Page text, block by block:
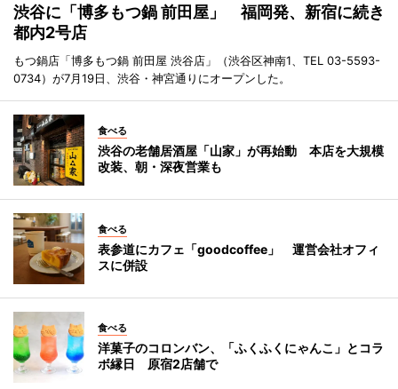
渋谷に「博多もつ鍋 前田屋」 福岡発、新宿に続き
都内2号店
もつ鍋店「博多もつ鍋 前田屋 渋谷店」（渋谷区神南1、TEL 03-5593-
0734）が7月19日、渋谷・神宮通りにオープンした。
食べる
渋谷の老舗居酒屋「山家」が再始動 本店を大規模
改装、朝・深夜営業も
食べる
表参道にカフェ「goodcoffee」 運営会社オフィ
スに併設
食べる
洋菓子のコロンバン、「ふくふくにゃんこ」とコラ
ボ縁日 原宿2店舗で